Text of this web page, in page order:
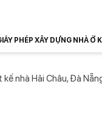
PHÉP XÂY DỰNG NHÀ Ở